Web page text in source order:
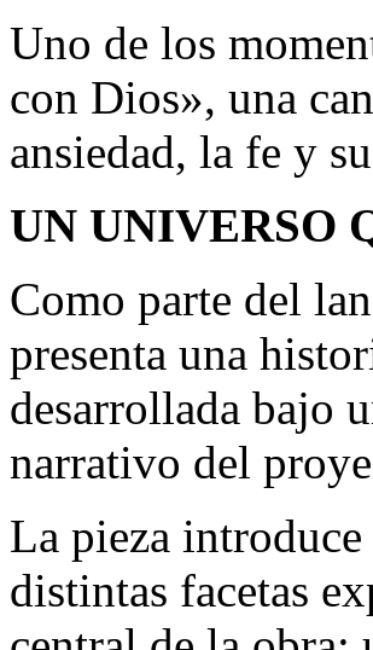
Uno de los
con Dios», una
ansiedad, la fe y
UN UNIVERSO
Como parte del
presenta una
desarrollada bajo
narrativo del
La pieza introduce
distintas facetas